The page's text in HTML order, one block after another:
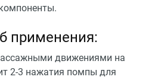
применения:
движениями на
2-3 нажатия помпы для